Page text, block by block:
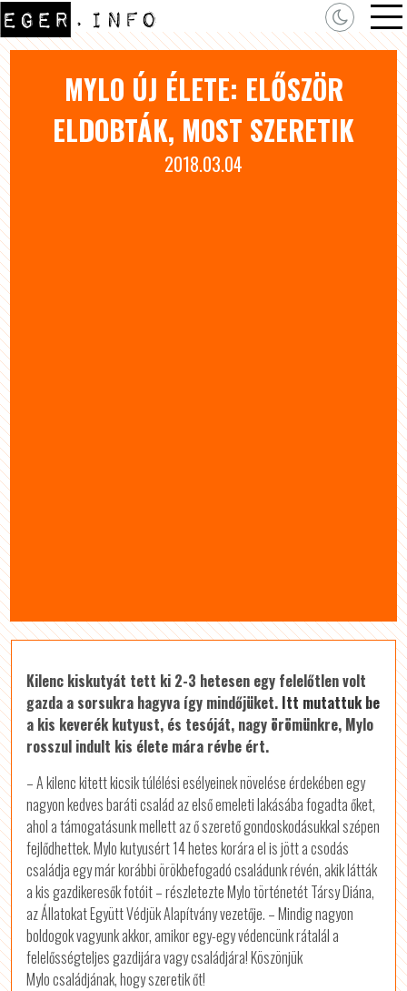
MYLO ÚJ ÉLETE: ELŐSZÖR
ELDOBTÁK, MOST SZERETIK
2018.03.04
Kilenc kiskutyát tett ki 2-3 hetesen egy felelőtlen volt
gazda a sorsukra hagyva így mindőjüket. Itt mutattuk be
a kis keverék kutyust, és tesóját, nagy örömünkre, Mylo
rosszul indult kis élete mára révbe ért.
– A kilenc kitett kicsik túlélési esélyeinek növelése érdekében egy
nagyon kedves baráti család az első emeleti lakásába fogadta őket,
ahol a támogatásunk mellett az ő szerető gondoskodásukkal szépen
fejlődhettek. Mylo kutyusért 14 hetes korára el is jött a csodás
családja egy már korábbi örökbefogadó családunk révén, akik látták
a kis gazdikeresők fotóit – részletezte Mylo történetét Társy Diána,
az Állatokat Együtt Védjük Alapítvány vezetője. – Mindig nagyon
boldogok vagyunk akkor, amikor egy-egy védencünk rátalál a
felelősségteljes gazdijára vagy családjára! Köszönjük
Mylo családjának, hogy szeretik őt!